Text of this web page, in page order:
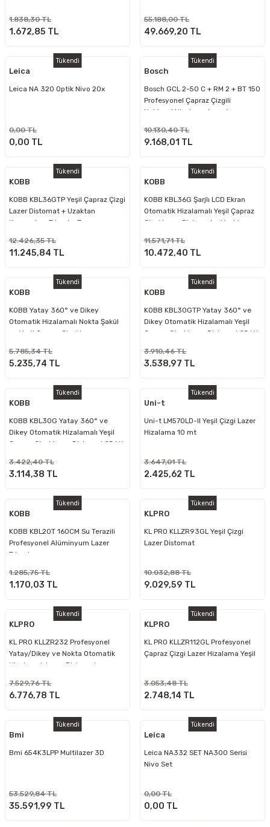
1.838,30 TL
1.672,85 TL
55.188,00 TL
49.669,20 TL
Tükendi
Leica
Leica NA 320 Optik Nivo 20x
0,00 TL
0,00 TL
Tükendi
Bosch
Bosch GCL 2-50 C + RM 2 + BT 150
Profesyonel Çapraz Çizgili
Noktasal Hizalama Lazeri
10.130,40 TL
9.168,01 TL
Tükendi
KOBB
KOBB KBL36GTP Yeşil Çapraz Çizgi
Lazer Distomat + Uzaktan
Kumanda + Tripod + Taşıma
12.426,35 TL
11.245,84 TL
Tükendi
KOBB
KOBB KBL36G Şarjlı LCD Ekran
Otomatik Hizalamalı Yeşil Çapraz
Çizgi Lazer Distomat + Uzaktan
11.571,71 TL
10.472,40 TL
Tükendi
KOBB
KOBB Yatay 360° ve Dikey
Otomatik Hizalamalı Nokta Şakül
ve Yeşil Çapraz Çizgi Lazer
5.785,34 TL
5.235,74 TL
Tükendi
KOBB
KOBB KBL30GTP Yatay 360° ve
Dikey Otomatik Hizalamalı Yeşil
Çapraz Çizgi Lazer Distomat 25 Mt
3.910,46 TL
3.538,97 TL
Tükendi
KOBB
KOBB KBL30G Yatay 360° ve
Dikey Otomatik Hizalamalı Yeşil
Çapraz Çizgi Lazer Distomat 25 Mt
3.422,40 TL
3.114,38 TL
Tükendi
Uni-t
Uni-t LM570LD-II Yeşil Çizgi Lazer
Hizalama 10 mt
3.647,01 TL
2.425,62 TL
Tükendi
KOBB
KOBB KBL20T 160CM Su Terazili
Profesyonel Alüminyum Lazer
Tripod
1.285,75 TL
1.170,03 TL
Tükendi
KLPRO
KL PRO KLLZR93GL Yeşil Çizgi
Lazer Distomat
10.032,88 TL
9.029,59 TL
Tükendi
KLPRO
KL PRO KLLZR232 Profesyonel
Yatay/Dikey ve Nokta Otomatik
Hizalamalı Lazer Distomatı
7.529,76 TL
6.776,78 TL
Tükendi
KLPRO
KL PRO KLLZR112GL Profesyonel
Çapraz Çizgi Lazer Hizalama Yeşil
3.053,48 TL
2.748,14 TL
Tükendi
Bmi
Bmi 654K3LPP Multilazer 3D
53.529,84 TL
35.591,99 TL
Tükendi
Leica
Leica NA332 SET NA300 Serisi
Nivo Set
0,00 TL
0,00 TL